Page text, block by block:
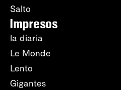
Salto
Impresos
la diaria
Le Monde
Lento
Gigantes